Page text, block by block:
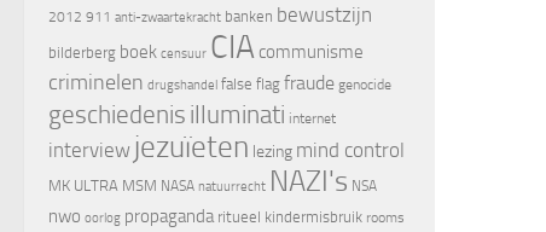
2012 911 anti-zwaartekracht banken bewustzijn
bilderberg boek censuur CIA communisme
criminelen drugshandel false flag fraude genocide
geschiedenis illuminati internet
interview jezuïeten lezing mind control
MK ULTRA MSM NASA natuurrecht NAZI's NSA
nwo oorlog propaganda ritueel kindermisbruik rooms